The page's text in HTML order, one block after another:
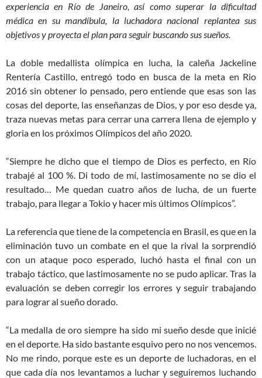
experiencia en Río de Janeiro, así como superar la dificultad
médica en su mandíbula, la luchadora nacional replantea sus
objetivos y proyecta el plan para seguir buscando sus sueños.
La doble medallista olímpica en lucha, la caleña Jackeline
Rentería Castillo, entregó todo en busca de la meta en Rio
2016 sin obtener lo pensado, pero entiende que esas son las
cosas del deporte, las enseñanzas de Dios, y por eso desde ya,
traza nuevas metas para cerrar una carrera llena de ejemplo y
gloria en los próximos Olímpicos del año 2020.
“Siempre he dicho que el tiempo de Dios es perfecto, en Río
trabajé al 100 %. Di todo de mí, lastimosamente no se dio el
resultado… Me quedan cuatro años de lucha, de un fuerte
trabajo, para llegar a Tokio y hacer mis últimos Olímpicos”.
La referencia que tiene de la competencia en Brasil, es que en la
eliminación tuvo un combate en el que la rival la sorprendió
con un ataque poco esperado, luchó hasta el final con un
trabajo táctico, que lastimosamente no se pudo aplicar. Tras la
evaluación se deben corregir los errores y seguir trabajando
para lograr al sueño dorado.
“La medalla de oro siempre ha sido mi sueño desde que inicié
en el deporte. Ha sido bastante esquivo pero no nos vencemos.
No me rindo, porque este es un deporte de luchadoras, en el
que cada día nos levantamos a luchar y seguiremos luchando